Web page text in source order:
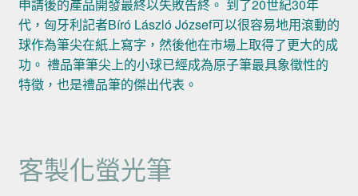
申請後的產品開發最終以失敗告終。 到了20世紀30年
代，匈牙利記者Bíró László József可以很容易地用滾動的
球作為筆尖在紙上寫字，然後他在市場上取得了更大的成
功。 禮品筆筆尖上的小球已經成為原子筆最具象徵性的
特徵，也是禮品筆的傑出代表。
客製化螢光筆